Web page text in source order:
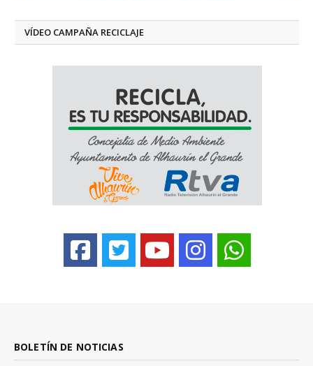
VÍDEO CAMPAÑA RECICLAJE
BOLETÍN DE NOTICIAS